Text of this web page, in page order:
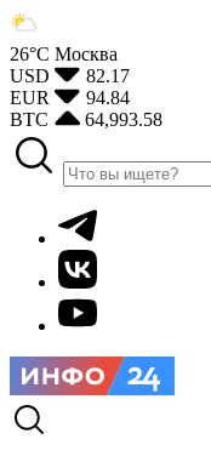
26°С Москва
USD
82.17
EUR
94.84
BTC
64,993.58